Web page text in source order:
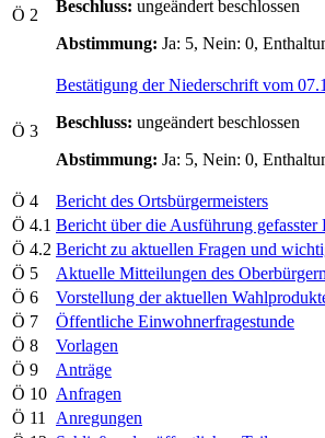
Ö 2
Beschluss: ungeändert beschlossen
Abstimmung: Ja: 5, Nein: 0,
Ö 3
Bestätigung der Niederschrift vom
Beschluss: ungeändert beschlossen
Abstimmung: Ja: 5, Nein: 0,
Ö 4
Bericht des Ortsbürgermeisters
Ö 4.1 Bericht über die Ausführung
Ö 4.2 Bericht zu aktuellen Fragen und
Ö 5
Aktuelle Mitteilungen des
Ö 6
Vorstellung der aktuellen
Ö 7
Öffentliche Einwohnerfragestunde
Ö 8
Vorlagen
Ö 9
Anträge
Ö 10 Anfragen
Ö 11
Anregungen